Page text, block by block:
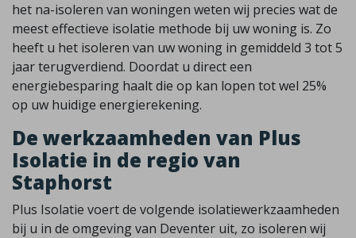
het na-isoleren van woningen weten wij precies wat de
meest effectieve isolatie methode bij uw woning is. Zo
heeft u het isoleren van uw woning in gemiddeld 3 tot 5
jaar terugverdiend. Doordat u direct een
energiebesparing haalt die op kan lopen tot wel 25%
op uw huidige energierekening.
De werkzaamheden van Plus
Isolatie in de regio van
Staphorst
Plus Isolatie voert de volgende isolatiewerkzaamheden
bij u in de omgeving van Deventer uit, zo isoleren wij